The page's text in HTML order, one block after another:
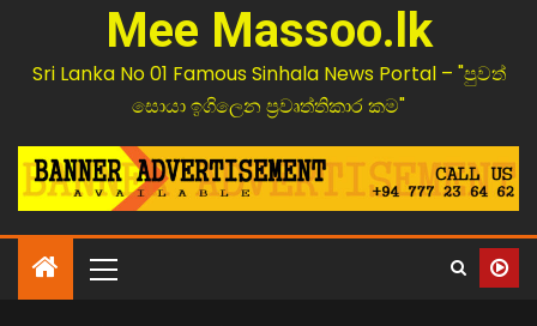
Mee Massoo.lk
Sri Lanka No 01 Famous Sinhala News Portal – "පුවත්
සොයා ඉගිලෙන ප්‍රවෘත්තිකාර කම"